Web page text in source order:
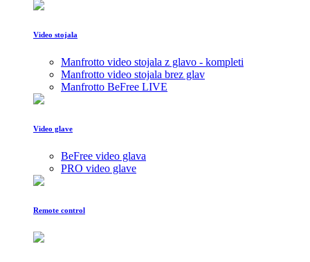
Video stojala
Manfrotto video stojala z glavo - kompleti
Manfrotto video stojala brez glav
Manfrotto BeFree LIVE
Video glave
BeFree video glava
PRO video glave
Remote control